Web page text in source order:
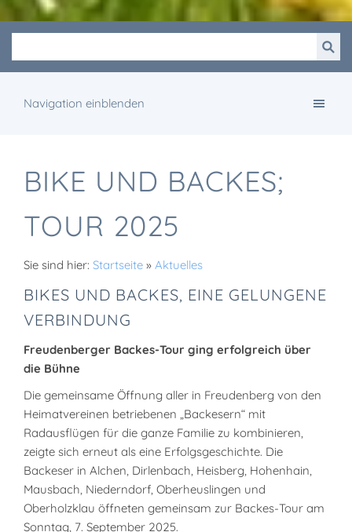
Navigation einblenden
BIKE UND BACKES;
TOUR 2025
Sie sind hier: Startseite » Aktuelles
BIKES UND BACKES, EINE GELUNGENE
VERBINDUNG
Freudenberger Backes-Tour ging erfolgreich über
die Bühne
Die gemeinsame Öffnung aller in Freudenberg von den
Heimatvereinen betriebenen „Backesern“ mit
Radausflügen für die ganze Familie zu kombinieren,
zeigte sich erneut als eine Erfolgsgeschichte. Die
Backeser in Alchen, Dirlenbach, Heisberg, Hohenhain,
Mausbach, Niederndorf, Oberheuslingen und
Oberholzklau öffneten gemeinsam zur Backes-Tour am
Sonntag, 7. September 2025.